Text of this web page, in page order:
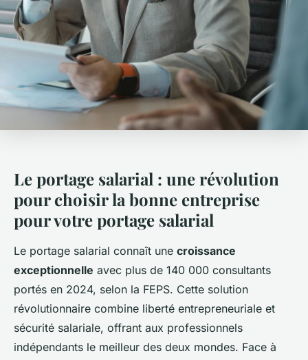
Le portage salarial : une révolution
pour choisir la bonne entreprise
pour votre portage salarial
Le portage salarial connaît une croissance
exceptionnelle avec plus de 140 000 consultants
portés en 2024, selon la FEPS. Cette solution
révolutionnaire combine liberté entrepreneuriale et
sécurité salariale, offrant aux professionnels
indépendants le meilleur des deux mondes. Face à